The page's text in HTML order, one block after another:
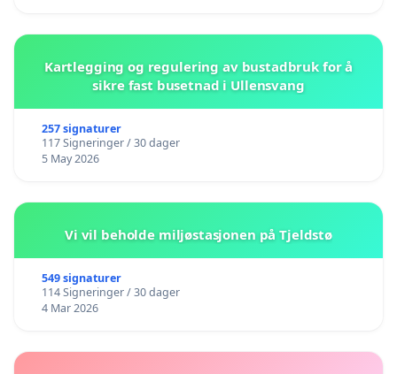
Kartlegging og regulering av bustadbruk for å
sikre fast busetnad i Ullensvang
257 signaturer
117 Signeringer / 30 dager
5 May 2026
Vi vil beholde miljøstasjonen på Tjeldstø
549 signaturer
114 Signeringer / 30 dager
4 Mar 2026